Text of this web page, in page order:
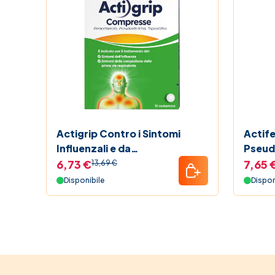
Actigrip Contro i Sintomi
Influenzali e da
Raffreddamento 12
Compresse
6,73 €13,69 €
Disponibile
7,65